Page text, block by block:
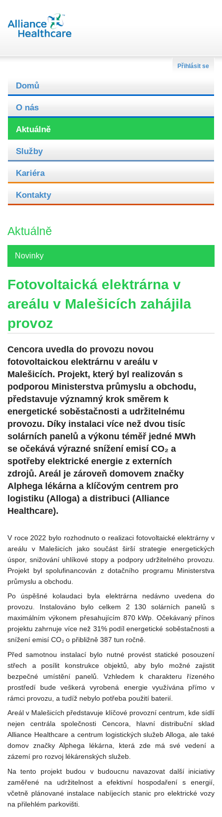
Přihlásit se
Domů
O nás
Aktuálně
Služby
Kariéra
Kontakty
Aktuálně
Novinky
Fotovoltaická elektrárna v
areálu v Malešicích zahájila
provoz
Cencora uvedla do provozu novou
fotovoltaickou elektrárnu v areálu v
Malešicích. Projekt, který byl realizován s
podporou Ministerstva průmyslu a obchodu,
představuje významný krok směrem k
energetické soběstačnosti a udržitelnému
provozu. Díky instalaci více než dvou tisíc
solárních panelů a výkonu téměř jedné MWh
se očekává výrazné snížení emisí CO₂ a
spotřeby elektrické energie z externích
zdrojů. Areál je zároveň domovem značky
Alphega lékárna a klíčovým centrem pro
logistiku (Alloga) a distribuci (Alliance
Healthcare).
V roce 2022 bylo rozhodnuto o realizaci fotovoltaické elektrárny v
areálu v Malešicích jako součást širší strategie energetických
úspor, snižování uhlíkové stopy a podpory udržitelného provozu.
Projekt byl spolufinancován z dotačního programu Ministerstva
průmyslu a obchodu.
Po úspěšné kolaudaci byla elektrárna nedávno uvedena do
provozu. Instalováno bylo celkem 2 130 solárních panelů s
maximálním výkonem přesahujícím 870 kWp. Očekávaný přínos
projektu zahrnuje více než 31% podíl energetické soběstačnosti a
snížení emisí CO₂ o přibližně 387 tun ročně.
Před samotnou instalací bylo nutné provést statické posouzení
střech a posílit konstrukce objektů, aby bylo možné zajistit
bezpečné umístění panelů. Vzhledem k charakteru řízeného
prostředí bude veškerá vyrobená energie využívána přímo v
rámci provozu, a tudíž nebylo potřeba použití baterií.
Areál v Malešicích představuje klíčové provozní centrum, kde sídlí
nejen centrála společnosti Cencora, hlavní distribuční sklad
Alliance Healthcare a centrum logistických služeb Alloga, ale také
domov značky Alphega lékárna, která zde má své vedení a
zázemí pro rozvoj lékárenských služeb.
Na tento projekt budou v budoucnu navazovat další iniciativy
zaměřené na udržitelnost a efektivní hospodaření s energií,
včetně plánované instalace nabíjecích stanic pro elektrické vozy
na přilehlém parkovišti.